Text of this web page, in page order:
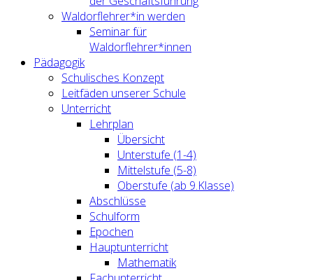
Waldorflehrer*in werden
Seminar für
Waldorflehrer*innen
Pädagogik
Schulisches Konzept
Leitfäden unserer Schule
Unterricht
Lehrplan
Übersicht
Unterstufe (1-4)
Mittelstufe (5-8)
Oberstufe (ab 9.Klasse)
Abschlüsse
Schulform
Epochen
Hauptunterricht
Mathematik